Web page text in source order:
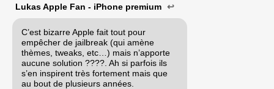
Lukas Apple Fan - iPhone premium ↩
C’est bizarre Apple fait tout pour
empêcher de jailbreak (qui amène
thèmes, tweaks, etc…) mais n’apporte
aucune solution ????. Ah si parfois ils
s’en inspirent très fortement mais que
au bout de plusieurs années.